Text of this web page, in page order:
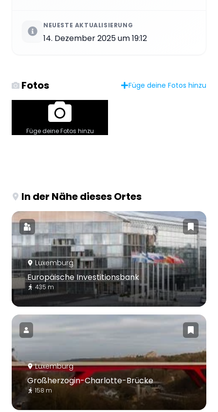
NEUESTE AKTUALISIERUNG
14. Dezember 2025 um 19:12
Fotos Füge deine Fotos hinzu
Füge deine Fotos hinzu
In der Nähe dieses Ortes
Luxemburg
Europäische Investitionsbank
435 m
Luxemburg
Großherzogin-Charlotte-Brücke
158 m